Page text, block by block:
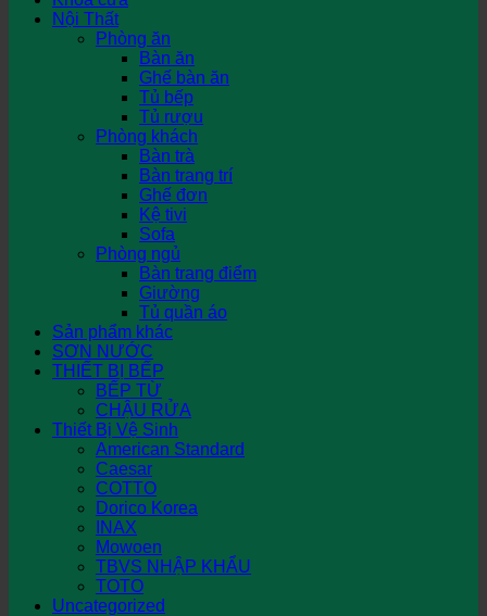
Nội Thất
Phòng ăn
Bàn ăn
Ghế bàn ăn
Tủ bếp
Tủ rượu
Phòng khách
Bàn trà
Bàn trang trí
Ghế đơn
Kệ tivi
Sofa
Phòng ngủ
Bàn trang điểm
Giường
Tủ quần áo
Sản phẩm khác
SƠN NƯỚC
THIẾT BỊ BẾP
BẾP TỪ
CHẬU RỬA
Thiết Bị Vệ Sinh
American Standard
Caesar
COTTO
Dorico Korea
INAX
Mowoen
TBVS NHẬP KHẨU
TOTO
Uncategorized